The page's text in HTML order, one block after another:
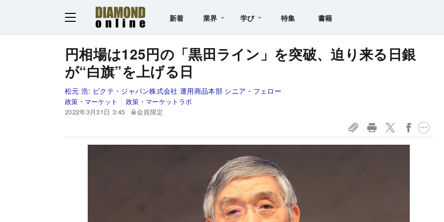
新着 業界 学び 特集 書籍
円相場は125円の「黒田ライン」を突破、迫り来る日銀
が“白旗”を上げる日
松元 浩: ピクテ・ジャパン株式会社 運用商品本部 シニア・フェロー
政策・マーケット
政策・マーケットラボ
2022年3月31日 3:45
会員限定